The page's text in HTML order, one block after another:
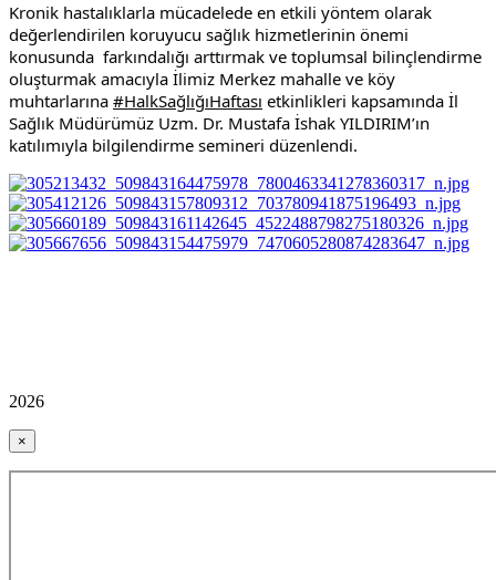
Kronik hastalıklarla mücadelede en etkili yöntem olarak
değerlendirilen koruyucu sağlık hizmetlerinin önemi
konusunda  farkındalığı arttırmak ve toplumsal bilinçlendirme
oluşturmak amacıyla İlimiz Merkez mahalle ve köy
muhtarlarına #HalkSağlığıHaftası etkinlikleri kapsamında İl
Sağlık Müdürümüz Uzm. Dr. Mustafa İshak YILDIRIM’ın
katılımıyla bilgilendirme semineri düzenlendi.
2026
×